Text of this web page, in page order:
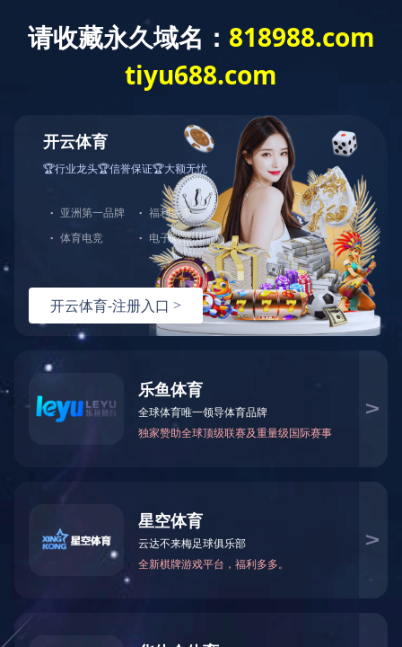
网站首页 关于我们 产品中心